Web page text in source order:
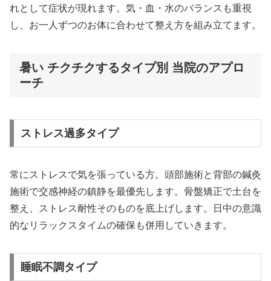
れとして症状が現れます。気・血・水のバランスも重視
し、お一人ずつのお体に合わせて整え方を組み立てます。
暑い チクチクするタイプ別 当院のアプロ
ーチ
ストレス過多タイプ
常にストレスで気を張っている方。頭部施術と背部の鍼灸
施術で交感神経の鎮静を最優先します。骨盤矯正で土台を
整え、ストレス耐性そのものを底上げします。日中の意識
的なリラックスタイムの確保も併用していきます。
睡眠不調タイプ